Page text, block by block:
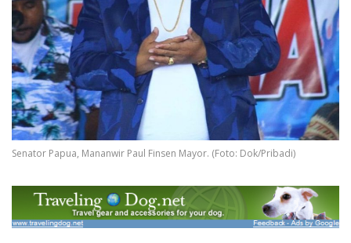
Senator Papua, Mananwir Paul Finsen Mayor. (Foto: Dok/Pribadi)